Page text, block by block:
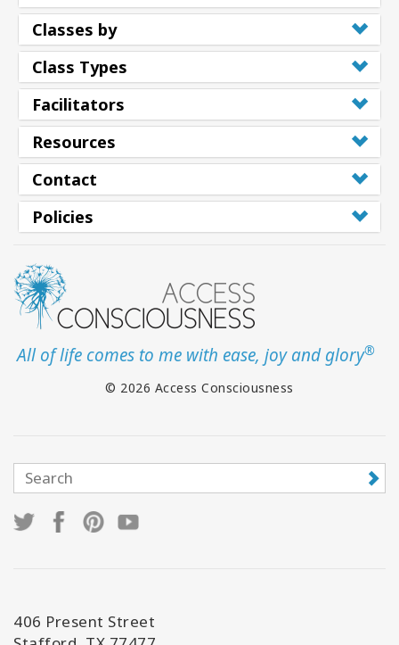
Classes by
Class Types
Facilitators
Resources
Contact
Policies
All of life comes to me with ease, joy and glory®
© 2026 Access Consciousness
406 Present Street